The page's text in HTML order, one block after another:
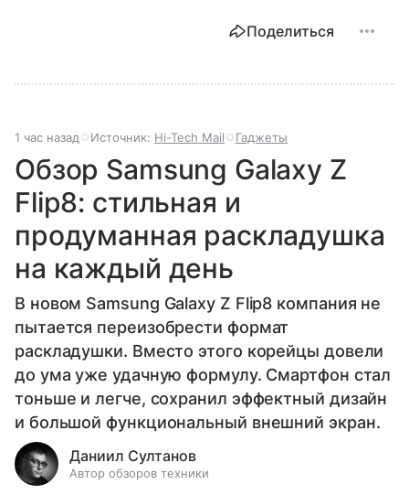
Поделиться
1 час назад Источник: Hi-Tech Mail Гаджеты
Обзор Samsung Galaxy Z
Flip8: стильная и
продуманная раскладушка
на каждый день
В новом Samsung Galaxy Z Flip8 компания не
пытается переизобрести формат
раскладушки. Вместо этого корейцы довели
до ума уже удачную формулу. Смартфон стал
тоньше и легче, сохранил эффектный дизайн
и большой функциональный внешний экран.
Даниил Султанов
Автор обзоров техники